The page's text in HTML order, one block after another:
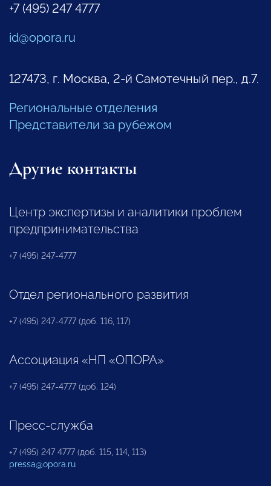
+7 (495) 247 4777
id@opora.ru
127473, г. Москва, 2-й Самотечный пер., д.7.
Региональные отделения
Представители за рубежом
Другие контакты
Центр экспертизы и аналитики проблем
предпринимательства
+7 (495) 247-4777
Отдел регионального развития
+7 (495) 247-4777 (доб. 116, 117)
Ассоциация «НП «ОПОРА»
+7 (495) 247-4777 (доб. 124)
Пресс-служба
+7 (495) 247 4777 (доб. 115, 114, 113)
pressa@opora.ru